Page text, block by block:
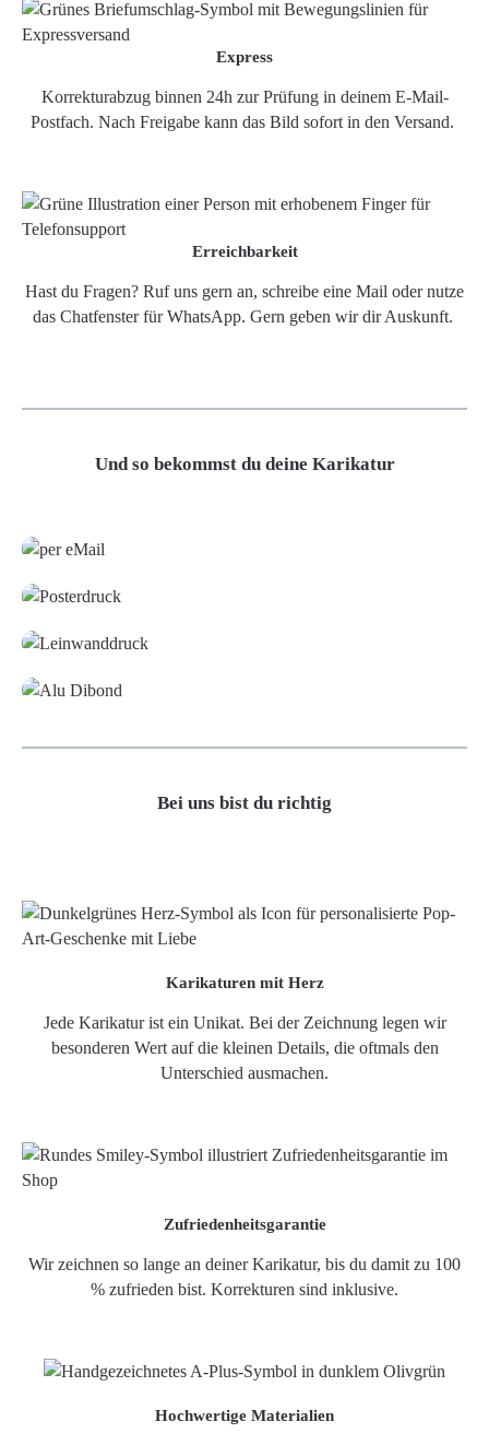
Express
Korrekturabzug binnen 24h zur Prüfung in deinem E-Mail-
Postfach. Nach Freigabe kann das Bild sofort in den Versand.
Erreichbarkeit
Hast du Fragen? Ruf uns gern an, schreibe eine Mail oder nutze
das Chatfenster für WhatsApp. Gern geben wir dir Auskunft.
Und so bekommst du deine Karikatur
Bei uns bist du richtig
Karikaturen mit Herz
Jede Karikatur ist ein Unikat. Bei der Zeichnung legen wir
besonderen Wert auf die kleinen Details, die oftmals den
Unterschied ausmachen.
Zufriedenheitsgarantie
Wir zeichnen so lange an deiner Karikatur, bis du damit zu 100
% zufrieden bist. Korrekturen sind inklusive.
Hochwertige Materialien